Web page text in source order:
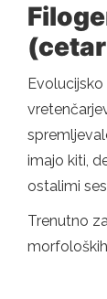
imajo kiti,
ostalimi
Trenutno